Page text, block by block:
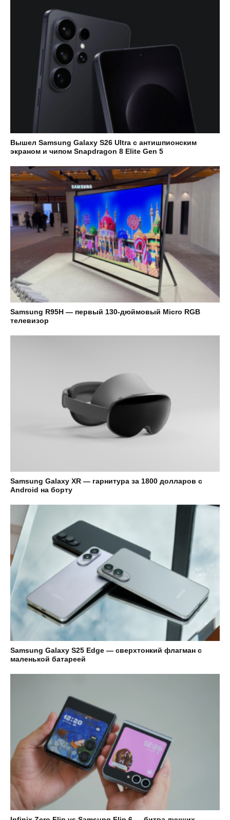
Вышел Samsung Galaxy S26 Ultra с антишпионским
экраном и чипом Snapdragon 8 Elite Gen 5
Samsung R95H — первый 130-дюймовый Micro RGB
телевизор
Samsung Galaxy XR — гарнитура за 1800 долларов с
Android на борту
Samsung Galaxy S25 Edge — сверхтонкий флагман с
маленькой батареей